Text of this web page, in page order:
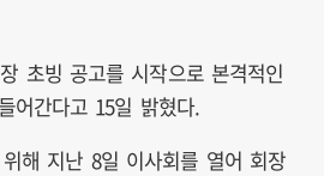
초빙 공고를 시작으로 본격적인
어간다고 15일 밝혔다.
해 지난 8일 이사회를 열어 회장